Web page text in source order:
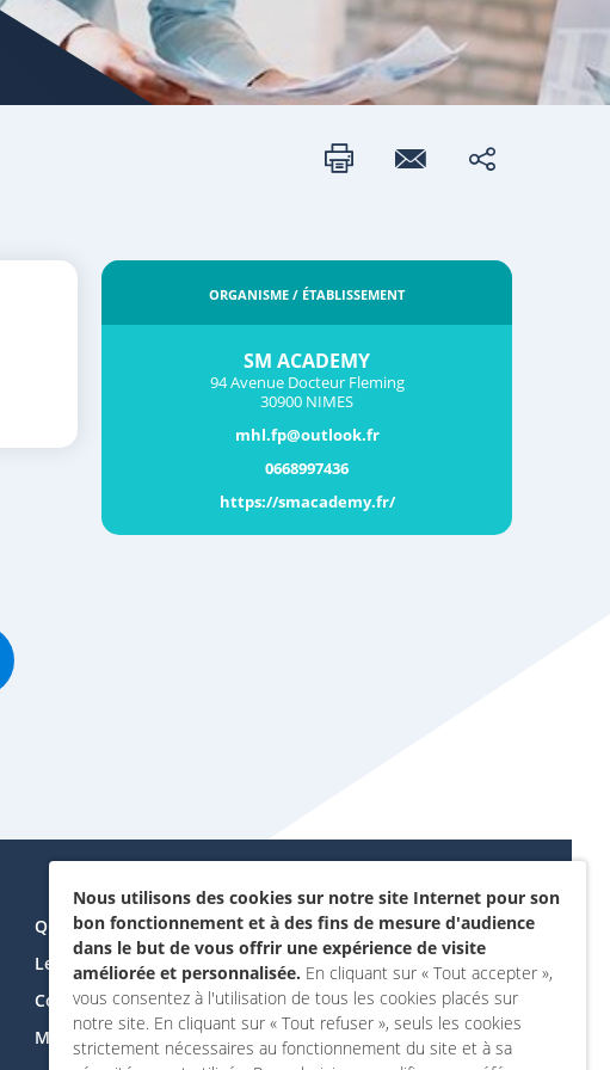
ORGANISME / ÉTABLISSEMENT
SM ACADEMY
94 Avenue Docteur Fleming
30900 NIMES
mhl.fp@outlook.fr
0668997436
https://smacademy.fr/
Qui sommes-nous ?
Le projet
Contactez-nous
Mon compte
Données personnelles et
cookies
Accessibilité : non
conforme
Mentions légales
Nous utilisons des cookies sur notre site Internet pour son
bon fonctionnement et à des fins de mesure d'audience
dans le but de vous offrir une expérience de visite
améliorée et personnalisée. En cliquant sur « Tout accepter »,
vous consentez à l'utilisation de tous les cookies placés sur
notre site. En cliquant sur « Tout refuser », seuls les cookies
strictement nécessaires au fonctionnement du site et à sa